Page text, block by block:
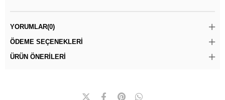
YORUMLAR(0)
ÖDEME SEÇENEKLERI
ÜRÜN ÖNERILERI